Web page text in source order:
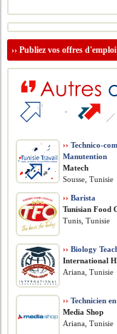
››Publiez vos offres d'emploi
›› Technico-
Manutention
Matech
Sousse, Tunisie
›› Barista
Tunisian Food
Tunis, Tunisie
›› Biology
International
Ariana, Tunisie
›› Technicien
Media Shop
Ariana, Tunisie